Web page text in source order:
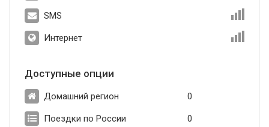
SMS
Интернет
Доступные опции
Домашний регион 0
Поездки по России 0